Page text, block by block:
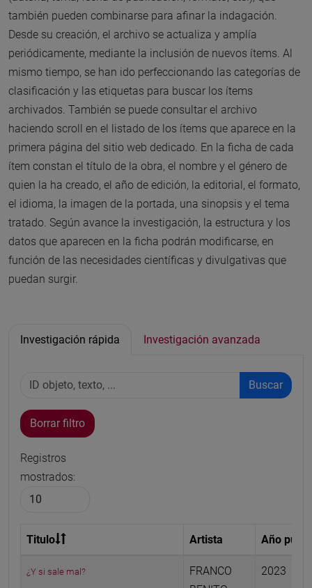
también pueden combinarse para afinar la indagación.
Desde su creación, el archivo se actualiza y amplía
periódicamente, mediante la inclusión de nuevos ítems. Al
mismo tiempo, se han ido perfeccionando las categorías de
clasificación y las etiquetas para buscar los ítems
archivados. También se puede consultar el archivo
haciendo scroll en el listado de los ítems que aparece en la
primera página del sitio web dedicado. En la ficha de cada
ítem constan el título de la obra, el nombre y el género de
quien la ha creado, el año de edición, la editorial, el formato,
el idioma, la imagen de la portada, una sinopsis y el tema
tratado. Según avance la investigación, la estructura y los
datos que aparecen en la ficha podrán modificarse, en
función de las necesidades científicas y divulgativas que
puedan surgir.
Investigación rápida Investigación avanzada
Buscar
Borrar filtro
Registros
mostrados:
Titulo Artista Año
¿Y si sale mal?
FRANCO
2023